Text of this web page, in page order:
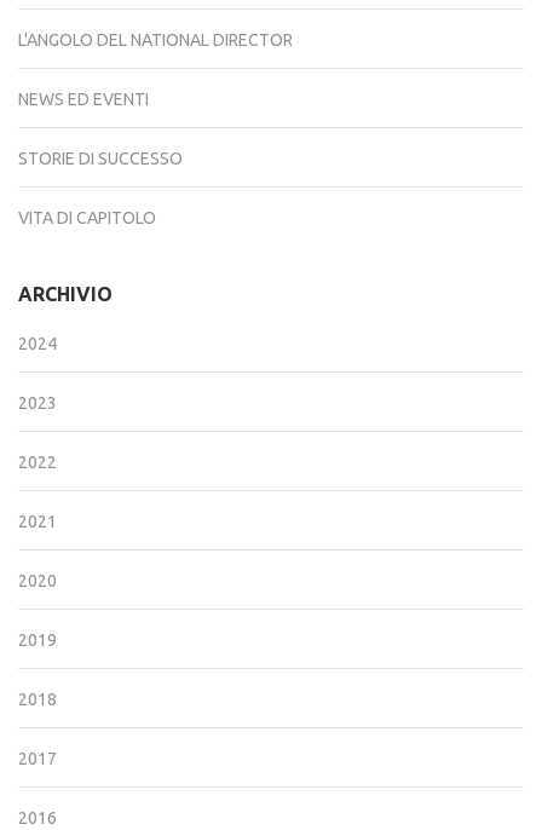
L'ANGOLO DEL NATIONAL DIRECTOR
NEWS ED EVENTI
STORIE DI SUCCESSO
VITA DI CAPITOLO
ARCHIVIO
2024
2023
2022
2021
2020
2019
2018
2017
2016